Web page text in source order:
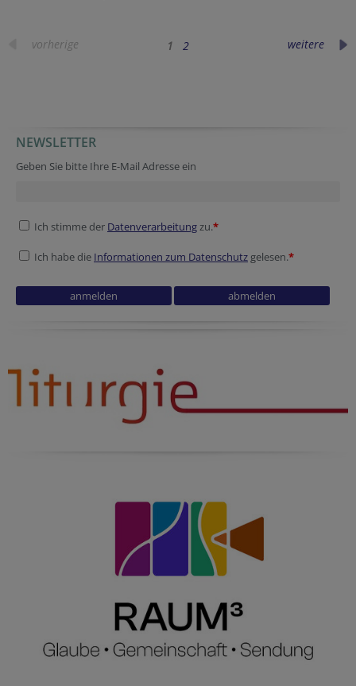
vorherige 1 2 weitere
NEWSLETTER
Geben Sie bitte Ihre E-Mail Adresse ein
Ich stimme der Datenverarbeitungzu.*
Ich habe die Informationen zum Datenschutz gelesen.*